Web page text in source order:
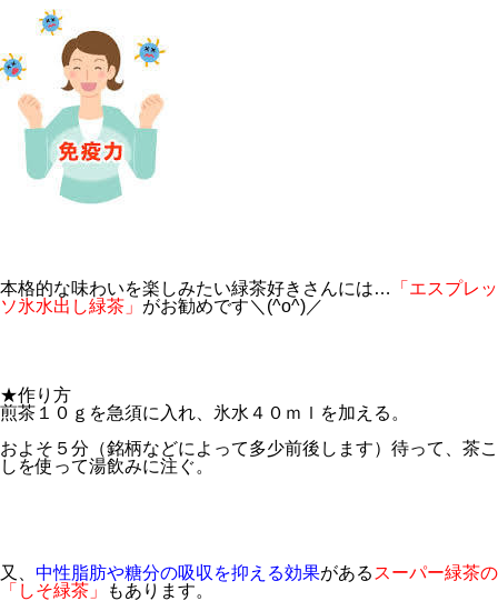
本格的な味わいを楽しみたい緑茶好きさんには…
「エスプレッ
ソ氷水出し緑茶」 がお勧めです＼(^o^)／
★作り方
煎茶１０ｇを急須に入れ、氷水４０ｍｌを加える。
およそ５分（銘柄などによって多少前後します）待って、茶こ
しを使って湯飲みに注ぐ。
又、 中性脂肪や糖分の吸収を抑える効果がある スーパー緑茶の
「しそ緑茶」
もあります。